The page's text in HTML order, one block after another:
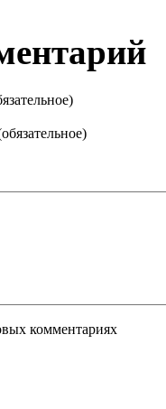
комментариях